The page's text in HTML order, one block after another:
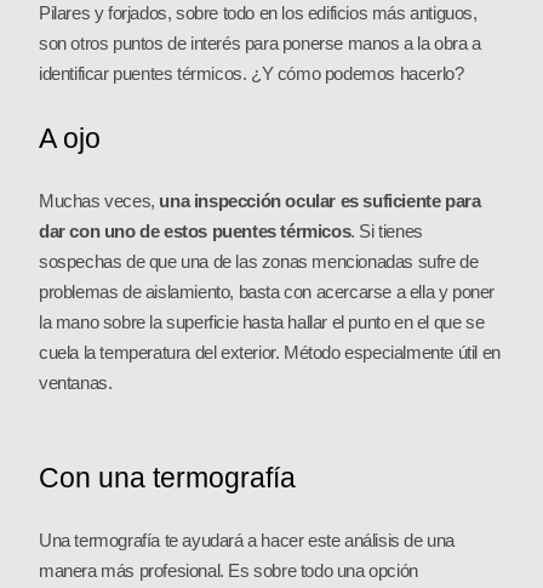
Pilares y forjados, sobre todo en los edificios más antiguos,
son otros puntos de interés para ponerse manos a la obra a
identificar puentes térmicos. ¿Y cómo podemos hacerlo?
A ojo
Muchas veces, una inspección ocular es suficiente para
dar con uno de estos puentes térmicos. Si tienes
sospechas de que una de las zonas mencionadas sufre de
problemas de aislamiento, basta con acercarse a ella y poner
la mano sobre la superficie hasta hallar el punto en el que se
cuela la temperatura del exterior. Método especialmente útil en
ventanas.
Con una termografía
Una termografía te ayudará a hacer este análisis de una
manera más profesional. Es sobre todo una opción